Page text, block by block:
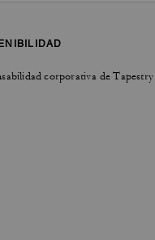
corporativa de Tapestry